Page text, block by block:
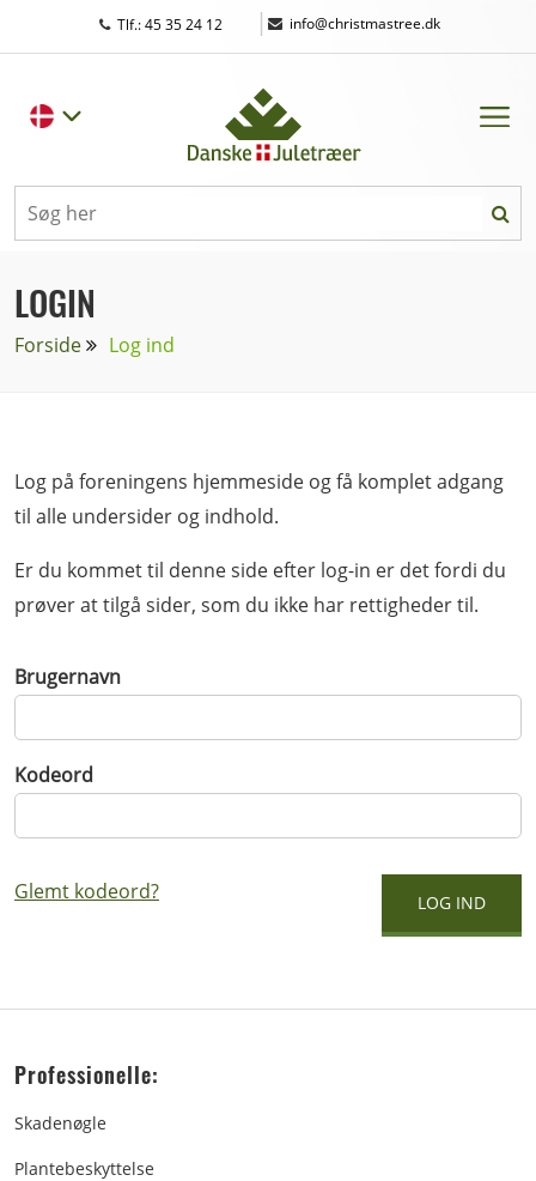
Tlf.: 45 35 24 12 | info@christmastree.dk
LOGIN
Forside Log ind
Log på foreningens hjemmeside og få komplet adgang
til alle undersider og indhold.
Er du kommet til denne side efter log-in er det fordi du
prøver at tilgå sider, som du ikke har rettigheder til.
Brugernavn
Kodeord
Glemt kodeord?
Professionelle:
Skadenøgle
Plantebeskyttelse